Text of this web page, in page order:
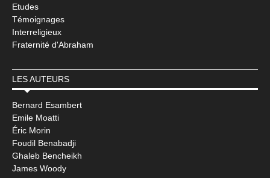
Etudes
Témoignages
Interreligieux
Fraternité d'Abraham
LES AUTEURS
Bernard Esambert
Emile Moatti
Éric Morin
Foudil Benabadji
Ghaleb Bencheikh
James Woody